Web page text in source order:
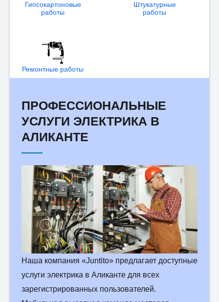
Гипсокартоновые
работы
Штукатурные
работы
Ремонтные работы
ПРОФЕССИОНАЛЬНЫЕ
УСЛУГИ ЭЛЕКТРИКА В
АЛИКАНТЕ
Наша компания «Juntito» предлагает доступные
услуги электрика в Аликанте для всех
зарегистрированных пользователей.